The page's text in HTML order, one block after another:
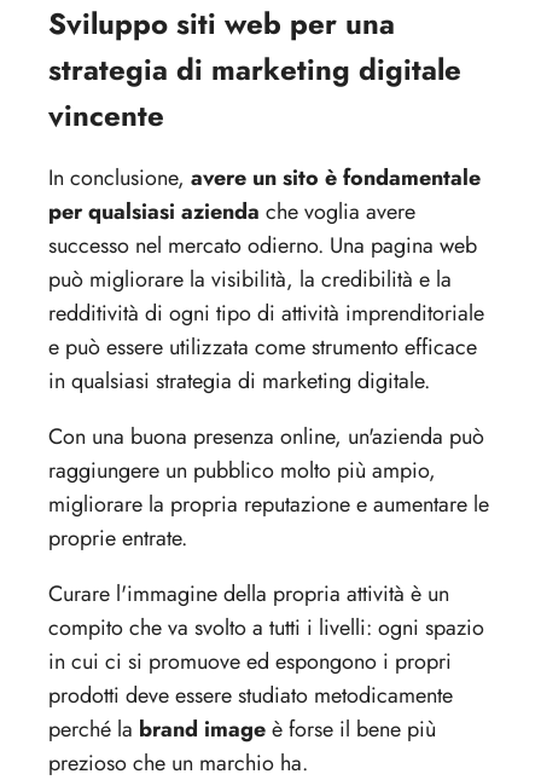
Sviluppo siti web per una
strategia di marketing digitale
vincente
In conclusione, avere un sito è fondamentale
per qualsiasi azienda che voglia avere
successo nel mercato odierno. Una pagina web
può migliorare la visibilità, la credibilità e la
redditività di ogni tipo di attività imprenditoriale
e può essere utilizzata come strumento efficace
in qualsiasi strategia di marketing digitale.
Con una buona presenza online, un'azienda può
raggiungere un pubblico molto più ampio,
migliorare la propria reputazione e aumentare le
proprie entrate.
Curare l'immagine della propria attività è un
compito che va svolto a tutti i livelli: ogni spazio
in cui ci si promuove ed espongono i propri
prodotti deve essere studiato metodicamente
perché la brand imageè forse il bene più
prezioso che un marchio ha.